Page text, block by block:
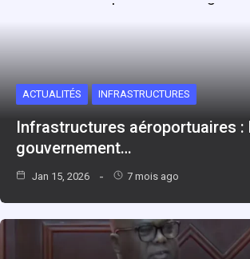
ACTUALITÉS INFRASTRUCTURES
Infrastructures aéroportuaires :
gouvernement…
Jan 15, 2026 7 mois ago